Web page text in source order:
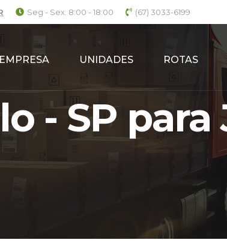
Seg - Sex: 8:00 - 18:00 (67) 3033-6199
UNIDADES ROTAS
- SP para